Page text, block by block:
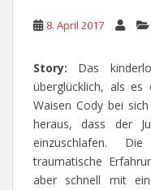
8. April 2017
Story: Das
überglücklich, als es
Waisen Cody bei
heraus, dass der
einzuschlafen.
traumatische
aber schnell mit